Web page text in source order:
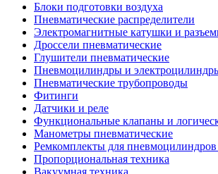
Блоки подготовки воздуха
Пневматические распределители
Электромагнитные катушки и
Дроссели пневматические
Глушители пневматические
Пневмоцилиндры и
Пневматические трубопроводы
Фитинги
Датчики и реле
Функциональные клапаны и
Манометры пневматические
Ремкомплекты для пневмоцилиндров
Пропорциональная техника
Вакуумная техника